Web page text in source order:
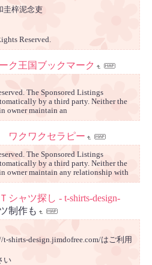
圭梓泥念吏
Reserved.
ク王国ブックマーク
The Sponsored Listings
by a third party. Neither the
owner maintain an
ワクワクセラピー
The Sponsored Listings
by a third party. Neither the
owner maintain any relationship with
シャツ探し - t-shirts-design-
制作も
shirts-design.jimdofree.com/はご利用
い